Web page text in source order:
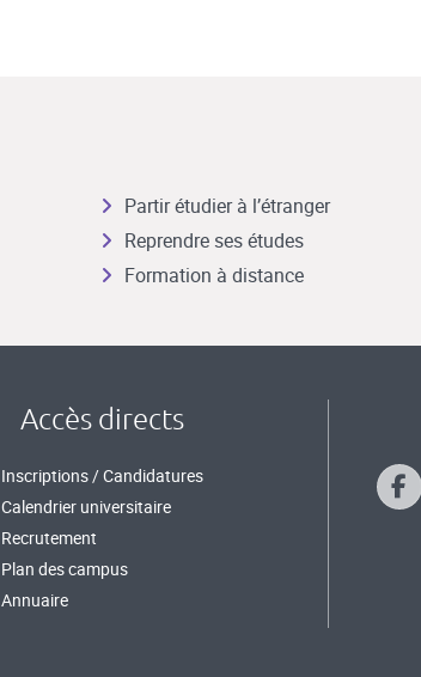
Partir étudier à l’étranger
Reprendre ses études
Formation à distance
Accès directs
Inscriptions / Candidatures
Calendrier universitaire
Recrutement
Plan des campus
Annuaire